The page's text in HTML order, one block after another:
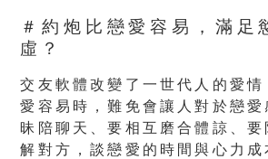
＃約炮比戀愛容易，滿足
虛？
交友軟體改變了一世代人的愛情
愛容易時，難免會讓人對於戀愛
昧陪聊天、要相互磨合體諒、要
解對方，談戀愛的時間與心力成